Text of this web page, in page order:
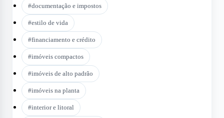
#documentação e impostos
#estilo de vida
#financiamento e crédito
#imóveis compactos
#imóveis de alto padrão
#imóveis na planta
#interior e litoral